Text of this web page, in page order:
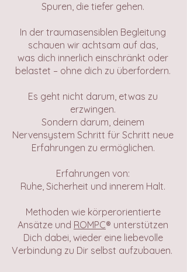
Spuren, die tiefer gehen.
In der traumasensiblen Begleitung
schauen wir achtsam auf das,
was dich innerlich einschränkt oder
belastet – ohne dich zu überfordern.
Es geht nicht darum, etwas zu
erzwingen.
Sondern darum, deinem
Nervensystem Schritt für Schritt neue
Erfahrungen zu ermöglichen.
Erfahrungen von:
Ruhe, Sicherheit und innerem Halt.
Methoden wie körperorientierte
Ansätze und ROMPC® unterstützen
Dich dabei, wieder eine liebevolle
Verbindung zu Dir selbst aufzubauen.